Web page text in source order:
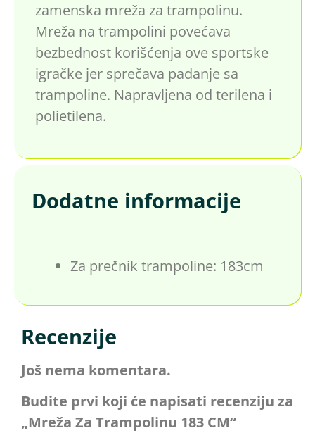
zamenska mreža za trampolinu.
Mreža na trampolini povećava
bezbednost korišćenja ove sportske
igračke jer sprečava padanje sa
trampoline. Napravljena od terilena i
polietilena.
Dodatne informacije
Za prečnik trampoline: 183cm
Recenzije
Još nema komentara.
Budite prvi koji će napisati recenziju za
„Mreža Za Trampolinu 183 CM“